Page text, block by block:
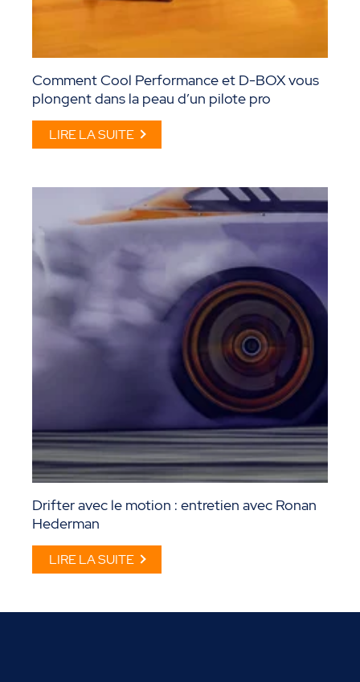
Comment Cool Performance et D-BOX vous
plongent dans la peau d’un pilote pro
LIRE LA SUITE
Drifter avec le motion : entretien avec Ronan
Hederman
LIRE LA SUITE